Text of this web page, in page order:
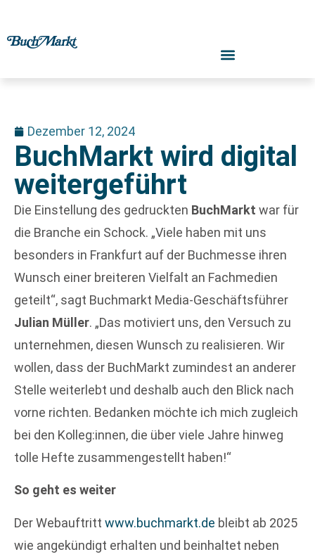
Dezember 12, 2024
BuchMarkt wird digital
weitergeführt
Die Einstellung des gedruckten BuchMarkt war für
die Branche ein Schock. „Viele haben mit uns
besonders in Frankfurt auf der Buchmesse ihren
Wunsch einer breiteren Vielfalt an Fachmedien
geteilt“, sagt Buchmarkt Media-Geschäftsführer
Julian Müller. „Das motiviert uns, den Versuch zu
unternehmen, diesen Wunsch zu realisieren. Wir
wollen, dass der BuchMarkt zumindest an anderer
Stelle weiterlebt und deshalb auch den Blick nach
vorne richten. Bedanken möchte ich mich zugleich
bei den Kolleg:innen, die über viele Jahre hinweg
tolle Hefte zusammengestellt haben!“
So geht es weiter
Der Webauftritt www.buchmarkt.de bleibt ab 2025
wie angekündigt erhalten und beinhaltet neben